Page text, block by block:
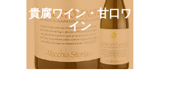
貴腐ワイン・甘口ワ
イン